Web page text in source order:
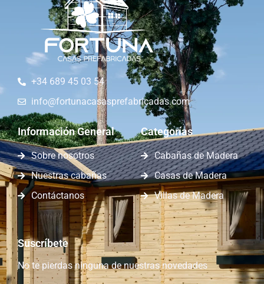
+34 689 45 03 54
info@fortunacasasprefabricadas.com
Información General
Sobre nosotros
Nuestras cabañas
Contáctanos
Categorías
Cabañas de Madera
Casas de Madera
Villas de Madera
Suscríbete
No te pierdas ninguna de nuestras novedades